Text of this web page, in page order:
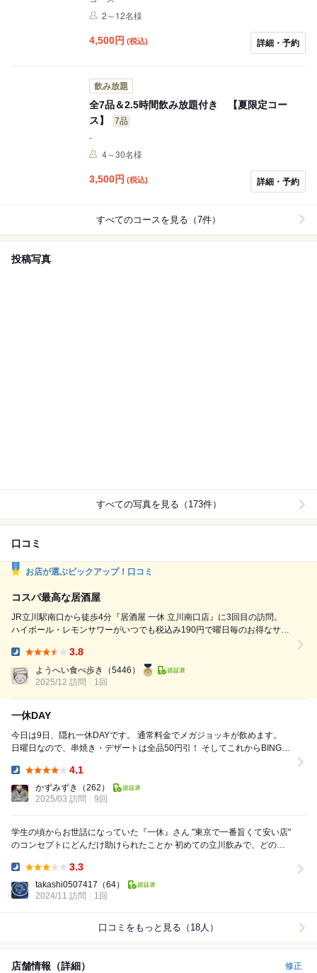
2～12名様
4,500円 (税込) 詳細・予約
飲み放題
全7品＆2.5時間飲み放題付き 【夏限定コー
ス】
7品
-
4～30名様
3,500円 (税込) 詳細・予約
すべてのコースを見る（7件）
投稿写真
すべての写真を見る（173件）
口コミ
お店が選ぶピックアップ！口コミ
コスパ最高な居酒屋
JR立川駅南口から徒歩4分『居酒屋 一休 立川南口店』に3回目の訪問。
ハイボール・レモンサワーがいつでも税込み190円で曜日毎のお得なサー
なるべく加工品を使わず、 素材から手間をかけて、仕込み、調理をする
ことで 仕入れ価格を抑え「安くて手作りのおいしい料理」を提供するこ
だわり。 にんにくみそマヨネーズはごろごろに...
3.8
ようへい食べ歩き
（5446）
2025/12 訪問
1回
一休DAY
今日は9日、隠れ一休DAYです。 通常料金でメガジョッキが飲めます。
日曜日なので、串焼き・デザートは全品50円引！ そしてこれからBINGO
4.1
かずみずき
（262）
2025/03 訪問
9回
学生の頃からお世話になっていた『一休』さん "東京で一番旨くて安い店"
のコンセプトにどんだけ助けられたことか 初めての立川飲みで、どの店
3.3
takashi0507417 （64）
2024/11 訪問
1回
口コミをもっと見る（18人）
店舗情報（詳細） 修正